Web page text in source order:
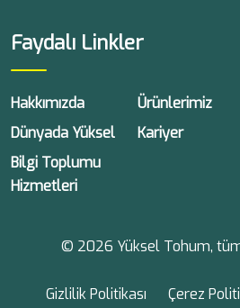
Faydalı Linkler
Hakkımızda Ürünlerimiz
Dünyada Yüksel
Kariyer
Bilgi Toplumu
Hizmetleri
© 2026 Yüksel Tohum, tüm
Gizlilik Politikası Çerez